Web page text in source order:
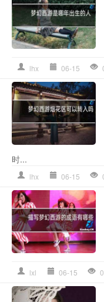
lhx 06-15
时...
lhx 06-15
lxl 06-15 0